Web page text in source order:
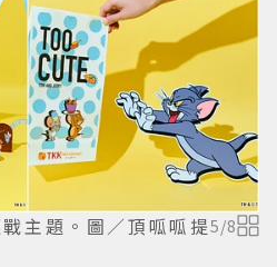
主題。圖／頂呱呱提5/8